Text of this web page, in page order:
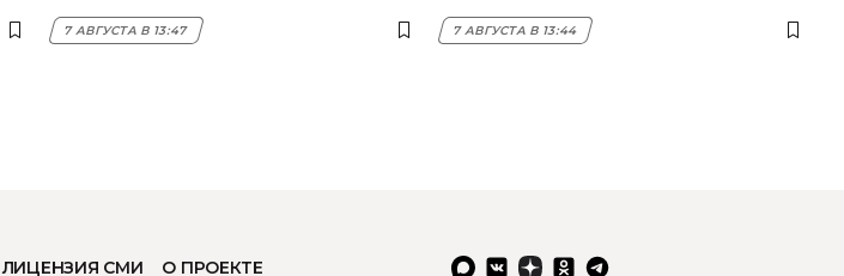
НЭСК Крымска
7 АВГУСТА В 13:47 7 АВГУСТА В 13:44
ЛИЦЕНЗИЯ СМИ О ПРОЕКТЕ